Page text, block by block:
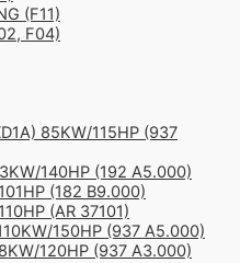
(F11)
F04)
85KW/115HP (937
140HP (192 A5.000)
(182 B9.000)
(AR 37101)
150HP (937 A5.000)
120HP (937 A3.000)